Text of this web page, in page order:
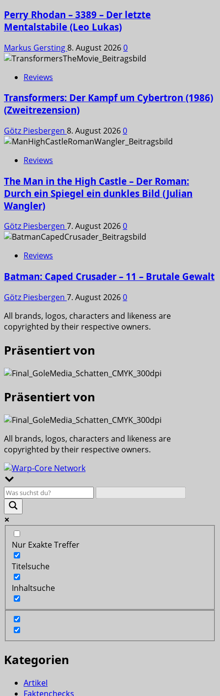
Perry Rhodan – 3389 – Der letzte
Mentalstabile (Leo Lukas)
Markus Gersting8. August 20260
Reviews
Transformers: Der Kampf um Cybertron (1986)
(Zweitrezension)
Götz Piesbergen 8. August 20260
Reviews
The Man in the High Castle – Der Roman:
Durch ein Spiegel ein dunkles Bild (Julian
Wangler)
Götz Piesbergen 7. August 20260
Reviews
Batman: Caped Crusader – 11 – Brutale Gewalt
Götz Piesbergen 7. August 20260
All brands, logos, characters and likeness are
copyrighted by their respective owners.
Präsentiert von
Präsentiert von
All brands, logos, characters and likeness are
copyrighted by their respective owners.
Nur Exakte Treffer
Titelsuche
Inhaltsuche
Kategorien
Artikel
Faktenchecks